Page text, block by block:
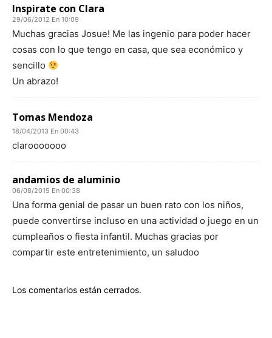
Inspirate con Clara
29/06/2012 En 10:09
Muchas gracias Josue! Me las ingenio para poder hacer
cosas con lo que tengo en casa, que sea económico y
sencillo
Un abrazo!
Tomas Mendoza
18/04/2013 En 00:43
clarooooooo
andamios de aluminio
06/08/2015 En 00:38
Una forma genial de pasar un buen rato con los niños,
puede convertirse incluso en una actividad o juego en un
cumpleaños o fiesta infantil. Muchas gracias por
compartir este entretenimiento, un saludoo
Los comentarios están cerrados.